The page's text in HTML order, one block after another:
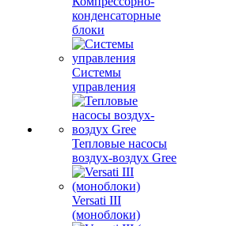
конденсаторные
блоки
Системы
управления
Тепловые насосы
воздух-воздух Gree
Versati III
(моноблоки)